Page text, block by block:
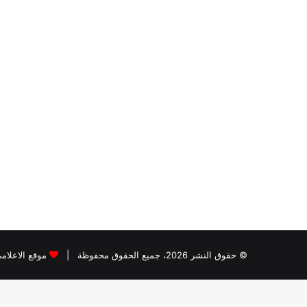
© حقوق النشر 2026، جميع الحقوق محفوظة | موقع